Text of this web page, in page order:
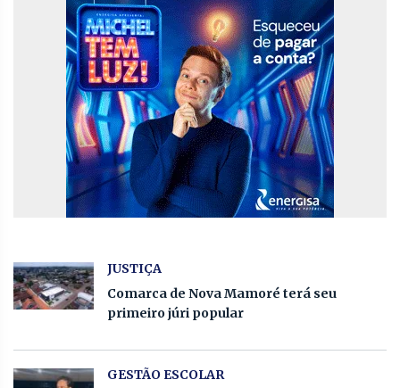
JUSTIÇA
Comarca de Nova Mamoré terá seu
primeiro júri popular
GESTÃO ESCOLAR